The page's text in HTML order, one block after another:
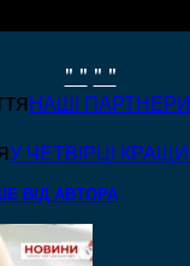
" " " "
НАШІ
У ЧЕТВІРЦІ
ВІД АВТОРА